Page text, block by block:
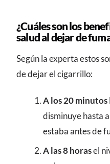
¿Cuáles son los
salud al dejar de
Según la experta estos
de dejar el cigarrillo:
A los 20 minutos
disminuye hasta
estaba antes de
A las 8 horasel